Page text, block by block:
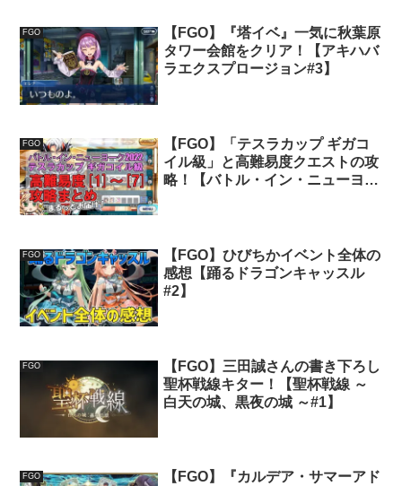
FGO
【FGO】『塔イベ』一気に秋葉原
タワー会館をクリア！【アキハバ
ラエクスプロージョン#3】
FGO
【FGO】「テスラカップ ギガコ
イル級」と高難易度クエストの攻
略！【バトル・イン・ニューヨー
FGO
【FGO】ひびちかイベント全体の
感想【踊るドラゴンキャッスル
#2】
FGO
【FGO】三田誠さんの書き下ろし
聖杯戦線キター！【聖杯戦線 ～
白天の城、黒夜の城 ～#1】
FGO
【FGO】『カルデア・サマーアド